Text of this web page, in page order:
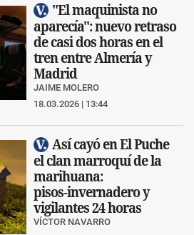
"El maquinista no
aparecía": nuevo retraso
de casi dos horas en el
tren entre Almería y
Madrid
JAIME MOLERO
18.03.2026 | 13:44
Así cayó en El Puche
el clan marroquí de la
marihuana:
pisos‑invernadero y
vigilantes 24 horas
VÍCTOR NAVARRO